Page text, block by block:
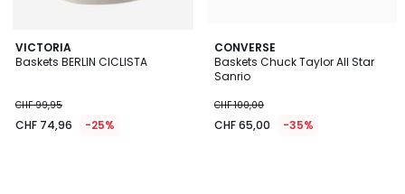
VICTORIA
Baskets BERLIN CICLISTA
CHF 99,95
CHF 74,96 -25%
CONVERSE
Baskets Chuck Taylor All Star
Sanrio
CHF 100,00
CHF 65,00 -35%